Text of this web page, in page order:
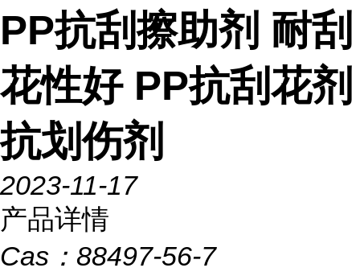
PP抗刮擦助剂 耐刮
花性好 PP抗刮花剂
抗划伤剂
2023-11-17
产品详情
Cas： 88497-56-7